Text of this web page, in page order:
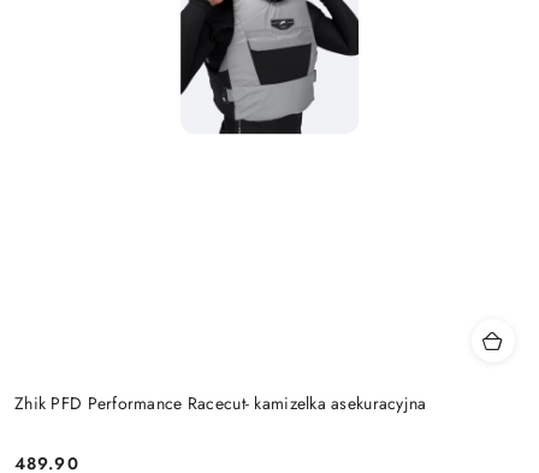
Zhik PFD Performance Racecut- kamizelka asekuracyjna
489.90